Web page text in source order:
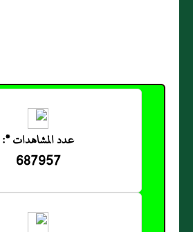
عدد المشاهدات *:
687957